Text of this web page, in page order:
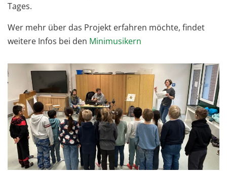
Tages.
Wer mehr über das Projekt erfahren möchte, findet
weitere Infos bei den Minimusikern